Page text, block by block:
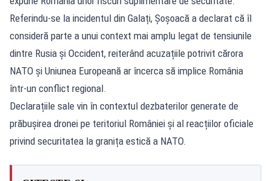
Referindu-se la incidentul din Galați, Șoșoacă a declarat că îl
consideră parte a unui context mai amplu legat de tensiunile
dintre Rusia și Occident, reiterând acuzațiile potrivit cărora
NATO și Uniunea Europeană ar încerca să implice România
într-un conflict regional.
Declarațiile sale vin în contextul dezbaterilor generate de
prăbușirea dronei pe teritoriul României și al reacțiilor oficiale
privind securitatea la granița estică a NATO.